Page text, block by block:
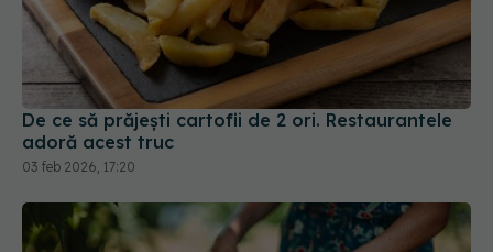
De ce să prăjești cartofii de 2 ori. Restaurantele
adoră acest truc
03 feb 2026, 17:20